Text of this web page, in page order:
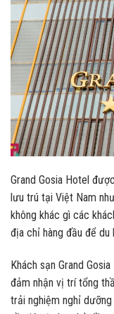
Grand Gosia Hotel
lưu trú tại Việt Nam
không khác gì các
địa chỉ hàng đầu để du
Khách sạn Grand
đảm nhận vị trí tổng
trải nghiệm nghỉ